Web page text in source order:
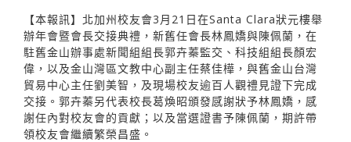
【本報訊】北加州校友會3月21日在Santa Clara狀元樓舉
辦年會暨會長交接典禮，新舊任會長林鳳嬌與陳佩蘭，在
駐舊金山辦事處新聞組組長郭卉蓁監交、科技組組長顏宏
偉，以及金山灣區文教中心副主任蔡佳樺，與舊金山台灣
貿易中心主任劉美智，及現場校友逾百人觀禮見證下完成
交接。郭卉蓁另代表校長葛煥昭頒發感謝狀予林鳳嬌，感
謝任內對校友會的貢獻；以及當選證書予陳佩蘭，期許帶
領校友會繼續繁榮昌盛。